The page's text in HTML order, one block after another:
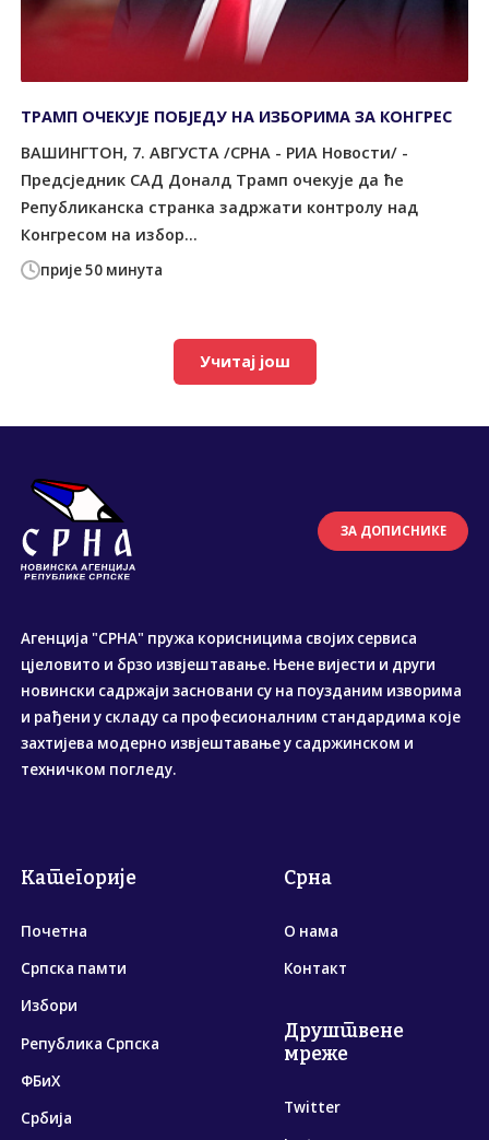
прије 50 минута
ТРАМП ОЧЕКУЈЕ ПОБЈЕДУ НА ИЗБОРИМА ЗА КОНГРЕС
ВАШИНГТОН, 7. АВГУСТА /СРНА - РИА Новости/ -
Предсједник САД Доналд Трамп очекује да ће
Републиканска странка задржати контролу над
Конгресом на избор...
Учитај још
ЗА ДОПИСНИКЕ
Агенција "СРНА" пружа корисницима својих сервиса
цјеловито и брзо извјештавање. Њене вијести и други
новински садржаји засновани су на поузданим изворима
и рађени у складу са професионалним стандардима које
захтијева модерно извјештавање у садржинском и
техничком погледу.
Категорије
Почетна
Српска памти
Избори
Република Српска
ФБиХ
Србија
Срна
О нама
Контакт
Друштвене
мреже
Twitter